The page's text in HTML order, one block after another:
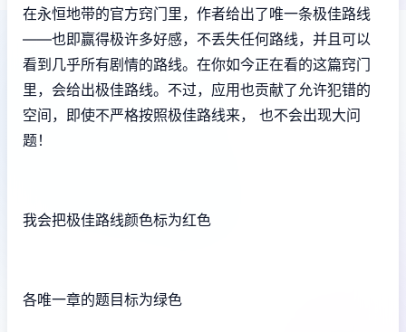
在永恒地带的官方窍门里，作者给出了唯一条极佳路线
——也即赢得极许多好感，不丢失任何路线，并且可以
看到几乎所有剧情的路线。在你如今正在看的这篇窍门
里，会给出极佳路线。不过，应用也贡献了允许犯错的
空间，即使不严格按照极佳路线来， 也不会出现大问
题！
我会把极佳路线颜色标为红色
各唯一章的题目标为绿色